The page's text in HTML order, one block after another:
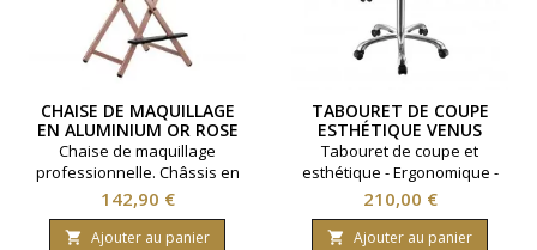
CHAISE DE MAQUILLAGE
EN ALUMINIUM OR ROSE
PLIABLE
Chaise de maquillage
professionnelle. Châssis en
aluminium. Modèle pliable.
Coloris Or et Rose.
Prix
142,90 €
 Ajouter au panier
TABOURET DE COUPE
ESTHÉTIQUE VENUS
BLANC
Tabouret de coupe et
esthétique - Ergonomique -
Inclinable - Coloris blanc.
Prix
210,00 €
 Ajouter au panier